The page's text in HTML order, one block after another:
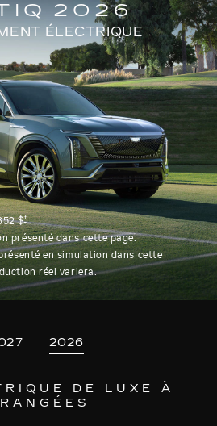
2026
ÉLECTRIQUE
$†
présenté dans cette page.
en simulation dans cette
réel variera.
2026
DE LUXE À